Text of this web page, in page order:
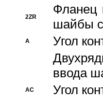
2ZR
Фланец
шайбы
A
Угол
ввода
AC Угол